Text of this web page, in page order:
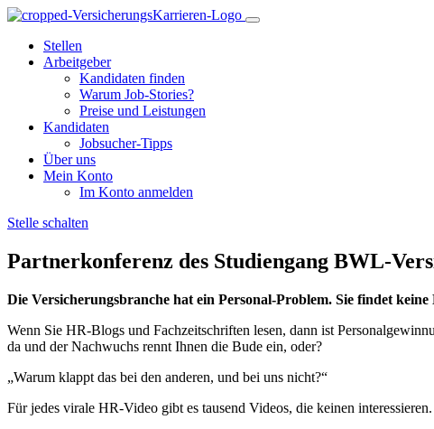
Stellen
Arbeitgeber
Kandidaten finden
Warum Job-Stories?
Preise und Leistungen
Kandidaten
Jobsucher-Tipps
Über uns
Mein Konto
Im Konto anmelden
Stelle schalten
Partnerkonferenz des Studiengang BWL-
Die Versicherungsbranche hat ein Personal-Problem. Sie findet keine
Wenn Sie HR-Blogs und Fachzeitschriften lesen, dann ist
da und der Nachwuchs rennt Ihnen die Bude ein, oder?
„Warum klappt das bei den anderen, und bei uns nicht?“
Für jedes virale HR-Video gibt es tausend Videos, die keinen